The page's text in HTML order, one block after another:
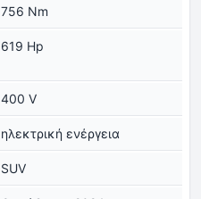
756 Nm
619 Hp
400 V
ηλεκτρική ενέργεια
SUV